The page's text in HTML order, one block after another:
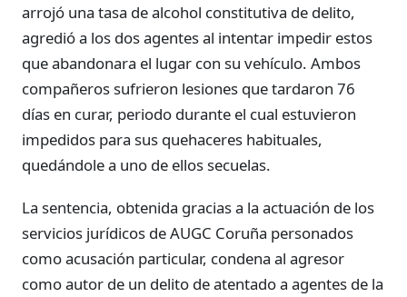
arrojó una tasa de alcohol constitutiva de delito,
agredió a los dos agentes al intentar impedir estos
que abandonara el lugar con su vehículo. Ambos
compañeros sufrieron lesiones que tardaron 76
días en curar, periodo durante el cual estuvieron
impedidos para sus quehaceres habituales,
quedándole a uno de ellos secuelas.
La sentencia, obtenida gracias a la actuación de los
servicios jurídicos de AUGC Coruña personados
como acusación particular, condena al agresor
como autor de un delito de atentado a agentes de la